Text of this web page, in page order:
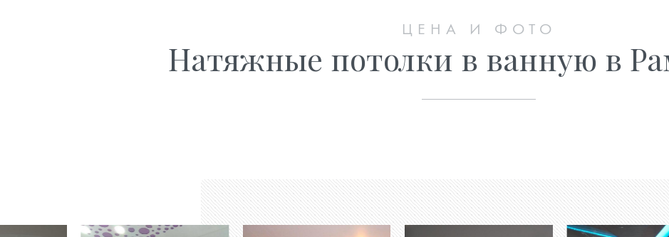
ЦЕНА И ФОТО
Натяжные потолки в ванную в